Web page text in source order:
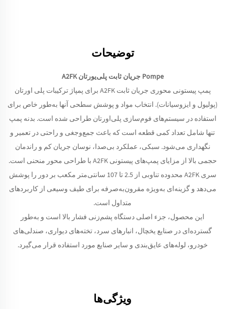
توضیحات
Pompe جریان ثابت پلی‌یورتان A2FK
پمپ پیستونی محوری جریان ثابت A2FK برای پمپاژ ترکیبات پلی اورتان
(پولیول و ایزوسیانات). انتخاب مواد و پوشش سطحی آنها به‌طور خاص برای
استفاده در سیستم‌های فوم‌سازی پلی‌اورتان طراحی شده است. بدنه پمپ
تنها شامل تعداد کمی قطعه است که باعث جمع‌وجغی و راحتی در تعمیر و
نگهداری می‌شود. سبکی، عملکرد بی‌صدا، نوسان جریان کم و راندمان
حجمی بالا از مزایای پمپ‌های پیستونی A2FK با طراحی محور منحنی است.
سری A2FK محدوده تناوبی از 2.5 تا 107 سانتی‌متر مکعب بر دور را پوشش
می‌دهد و گزینه‌ای به‌ویژه مقرون‌به‌صرفه برای طیف وسیعی از کاربردهای
متداول است.
این محصول، جزء اصلی دستگاه پشم‌زنی فشار بالا است و به‌طور
گسترده‌ای در صنایع یخچال، انبارهای سرد، تخته‌های دیواری، صندلی‌های
خودرو، لوله‌های عایق‌بندی و سایر صنایع مورد استفاده قرار می‌گیرد.
ویژگی‌ها